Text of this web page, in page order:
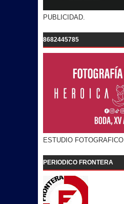
PUBLICIDAD.
8682445785
ESTUDIO FOTOGRAFICO
PERIODICO FRONTERA